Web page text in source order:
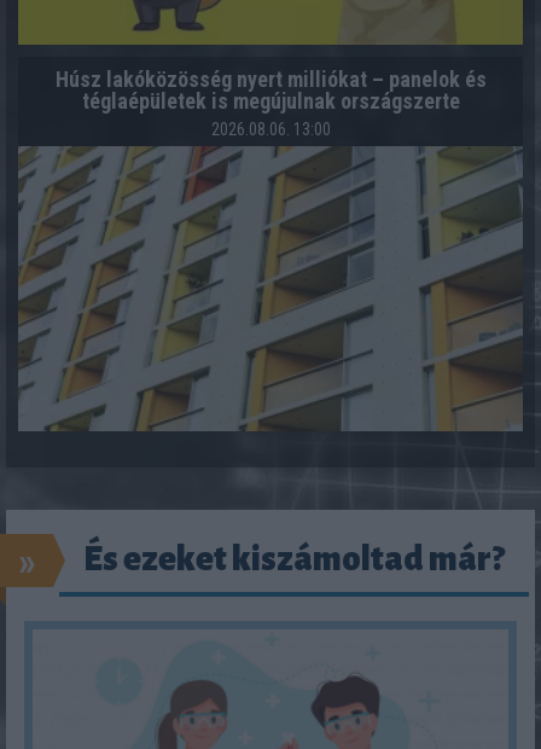
Húsz lakóközösség nyert milliókat – panelok és
téglaépületek is megújulnak országszerte
2026.08.06. 13:00
» És ezeket kiszámoltad már?